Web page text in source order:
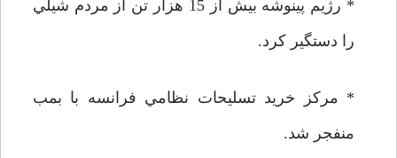
* رژيم پينوشه بيش از 15 هزار تن از مردم شيلي
را دستگير كرد.
* مركز خريد تسليحات نظامي فرانسه با بمب
منفجر شد.